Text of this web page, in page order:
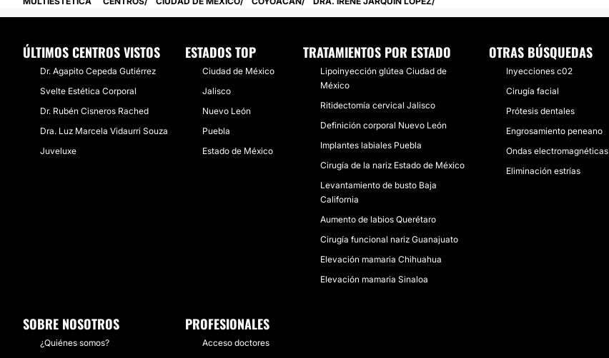
ÚLTIMOS CENTROS VISTOS
Dr. Agapito Cepeda Gutiérrez
Svelte Estética Corporal
Dr. Rubén Cisneros Rached
Dra. Luz Marcela Vidaurri Souza
Juveluxe
ESTADOS TOP
Ciudad de México
Jalisco
Nuevo León
Puebla
Estado de México
TRATAMIENTOS POR ESTADO
Lipoinyección glútea Ciudad de
México
Ritidectomía cervical Jalisco
Definición corporal Nuevo León
Implantes labiales Puebla
Cirugía de la nariz Estado de México
Levantamiento de busto Baja
California
Aumento de labios Querétaro
Cirugía funcional nariz Guanajuato
Elevación mamaria Chihuahua
Elevación mamaria Sinaloa
OTRAS BÚSQUEDAS
Inyecciones c02
Cirugía facial
Prótesis dentales
Engrosamiento peneano
Ondas electromagnéticas
Eliminación estrías
SOBRE NOSOTROS
¿Quiénes somos?
PROFESIONALES
Acceso doctores